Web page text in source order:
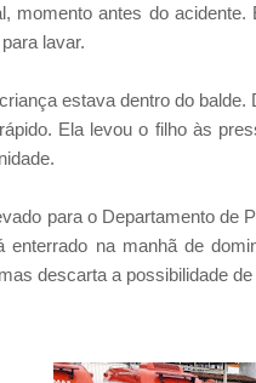
momento antes do
lavar.
estava dentro do
Ela levou o filho às
para o Departamento de
enterrado na manhã de
descarta a possibilidade